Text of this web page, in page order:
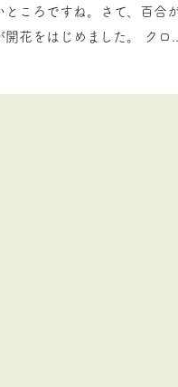
ころですね。さて、百合
花をはじめました。 クロ